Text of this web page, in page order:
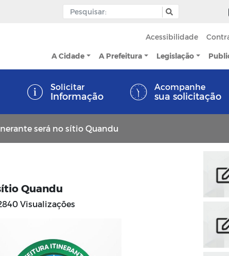
Acessibilidade
A Cidade A Prefeitura Legislação
Solicitar
Informação
Acompanhe
sua solicitação
será no sítio Quandu
Quandu
Visualizações